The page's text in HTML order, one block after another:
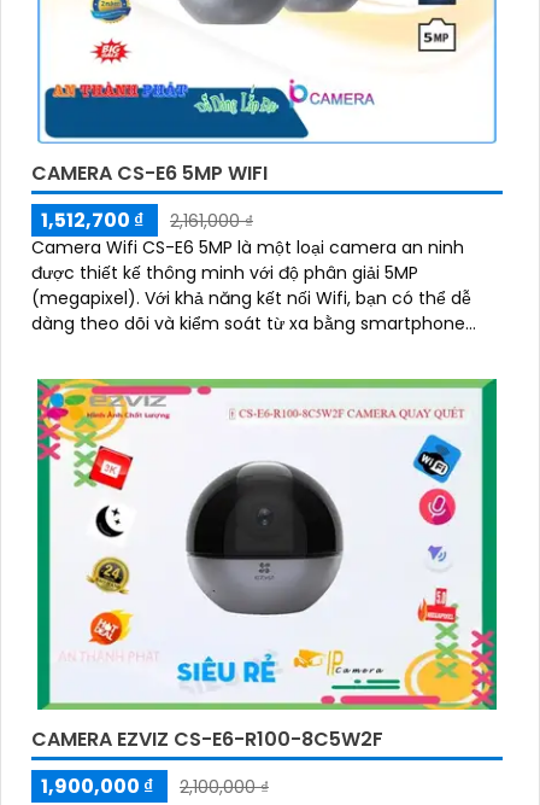
CAMERA CS-E6 5MP WIFI
1,512,700 ₫
2,161,000 ₫
Camera Wifi CS-E6 5MP là một loại camera an ninh
được thiết kế thông minh với độ phân giải 5MP
(megapixel). Với khả năng kết nối Wifi, bạn có thể dễ
dàng theo dõi và kiểm soát từ xa bằng smartphone
CAMERA EZVIZ CS-E6-R100-8C5W2F
1,900,000 ₫
2,100,000 ₫